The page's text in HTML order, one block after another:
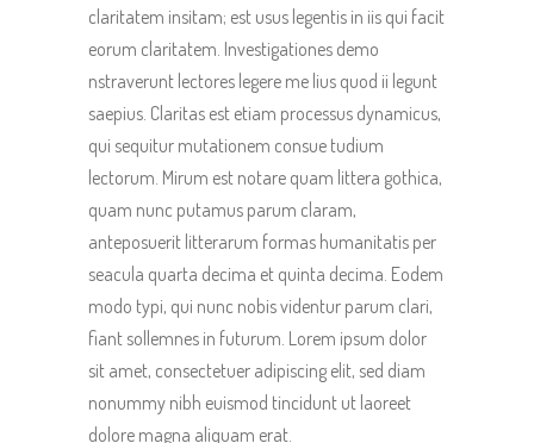
claritatem insitam; est usus legentis in iis qui facit
eorum claritatem. Investigationes demo
nstraverunt lectores legere me lius quod ii legunt
saepius. Claritas est etiam processus dynamicus,
qui sequitur mutationem consue tudium
lectorum. Mirum est notare quam littera gothica,
quam nunc putamus parum claram,
anteposuerit litterarum formas humanitatis per
seacula quarta decima et quinta decima. Eodem
modo typi, qui nunc nobis videntur parum clari,
fiant sollemnes in futurum. Lorem ipsum dolor
sit amet, consectetuer adipiscing elit, sed diam
nonummy nibh euismod tincidunt ut laoreet
dolore magna aliquam erat.